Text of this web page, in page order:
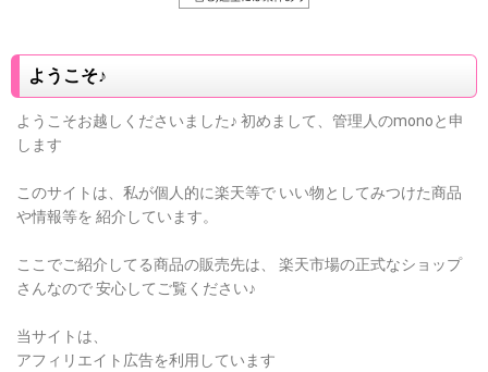
ようこそ♪
ようこそお越しくださいました♪ 初めまして、管理人のmonoと申
します
このサイトは、私が個人的に楽天等で いい物としてみつけた商品
や情報等を 紹介しています。
ここでご紹介してる商品の販売先は、
楽天市場の正式なショップ
さんなので安心してご覧ください♪
当サイトは、
アフィリエイト広告を利用しています